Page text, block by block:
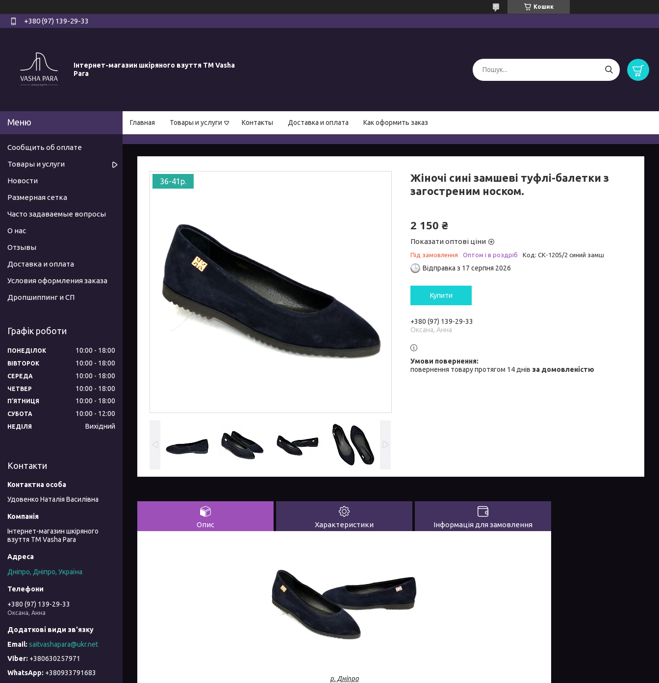
Кошик
+380 (97) 139-29-33
Інтернет-магазин шкіряного взуття ТМ Vasha
Para
Главная Товары и услуги Контакты Доставка и оплата Как оформить заказ
36-41р.
Жіночі сині замшеві туфлі-балетки з
загостреним носком.
2 150 ₴
Показати оптові ціни
Під замовлення Оптом і в роздріб Код: СК-1205/2 синий замш
Відправка з 17 серпня 2026
Купити
+380 (97) 139-29-33
Оксана, Анна
повернення товару протягом 14 днів за домовленістю
Опис Характеристики Інформація для замовлення
р. Дніпро
Сообщить об оплате
Товары и услуги
Новости
Размерная сетка
Часто задаваемые вопросы
О нас
Отзывы
Доставка и оплата
Условия оформления заказа
Дропшиппинг и СП
Графік роботи
ПОНЕДІЛОК 10:00 18:00
ВІВТОРОК 10:00 18:00
СЕРЕДА 10:00 18:00
ЧЕТВЕР 10:00 18:00
ПʼЯТНИЦЯ 10:00 18:00
СУБОТА 10:00 12:00
НЕДІЛЯ Вихідний
Контакти
Удовенко Наталія Василівна
Інтернет-магазин шкіряного
взуття ТМ Vasha Para
Дніпро, Дніпро, Україна
+380 (97) 139-29-33
Оксана, Анна
saitvashapara@ukr.net
+380630257971
+380933791683